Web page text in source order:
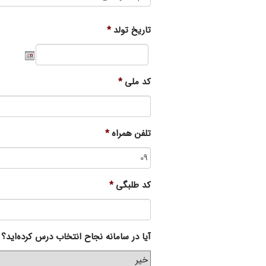
تاریخ تولد *
slash
slash
کد ملی *
تلفن همراه*
کد طلبگی *
آیا در سامانه نجاح انتخاب درس کرده‌اید؟